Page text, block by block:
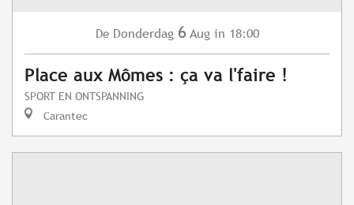
De Donderdag 6 Aug in 18:00
Place aux Mômes : ça va l'faire !
SPORT EN ONTSPANNING
Carantec